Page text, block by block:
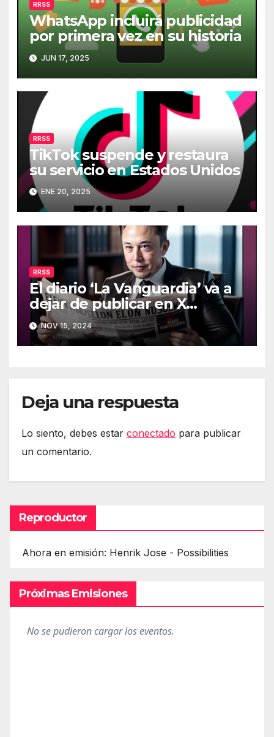
RRSS
WhatsApp incluirá publicidad
por primera vez en su historia
JUN 17, 2025
RRSS
TikTok suspende y restaura
su servicio en Estados Unidos
ENE 20, 2025
RRSS
El diario ‘La Vanguardia’ va a
dejar de publicar en X
(Twitter)
NOV 15, 2024
Deja una respuesta
Lo siento, debes estar conectado para publicar
un comentario.
Reproductor
Ahora en emisión: Henrik Jose - Possibilities
Próximas Emisiones